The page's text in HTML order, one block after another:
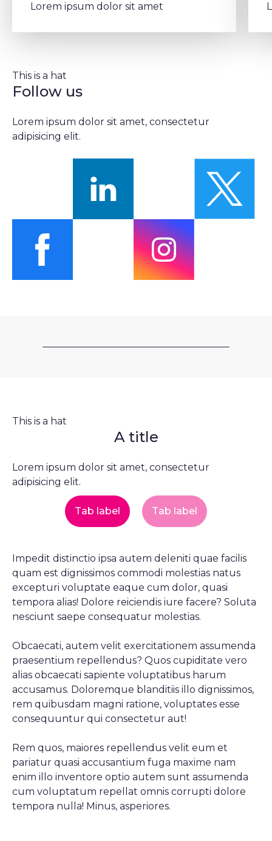
Lorem ipsum dolor sit amet
This is a hat
Follow us
Lorem ipsum dolor sit amet, consectetur
adipisicing elit.
Suivez-nous sur facebook
This is a hat
A title
Lorem ipsum dolor sit amet, consectetur
adipisicing elit.
Tab label Tab label
Impedit distinctio ipsa autem deleniti quae facilis
quam est dignissimos commodi molestias natus
excepturi voluptate eaque cum dolor, quasi
tempora alias! Dolore reiciendis iure facere? Soluta
nesciunt saepe consequatur molestias.
Obcaecati, autem velit exercitationem assumenda
praesentium repellendus? Quos cupiditate vero
alias obcaecati sapiente voluptatibus harum
accusamus. Doloremque blanditiis illo dignissimos,
rem quibusdam magni ratione, voluptates esse
consequuntur qui consectetur aut!
Rem quos, maiores repellendus velit eum et
pariatur quasi accusantium fuga maxime nam
enim illo inventore optio autem sunt assumenda
cum voluptatum repellat omnis corrupti dolore
tempora nulla! Minus, asperiores.